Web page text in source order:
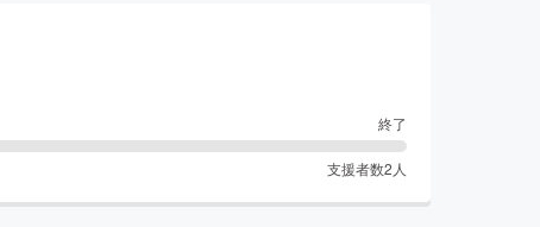
終了
支援者数2 人